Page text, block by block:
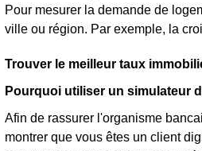
Pour mesurer la demande de
ville ou région. Par exemple, la
Trouver le meilleur taux
Pourquoi utiliser un simulateur
Afin de rassurer l'organisme
montrer que vous êtes un client